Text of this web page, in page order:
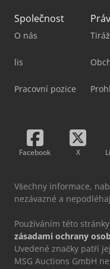
Společnost
O nás
lis
Pracovní pozice
Tiráž
Facebook X
Všechny informace,
nezávazné a
Používáním této
zásadami ochrany
Uvedené značky patří
MSG Auctions GmbH